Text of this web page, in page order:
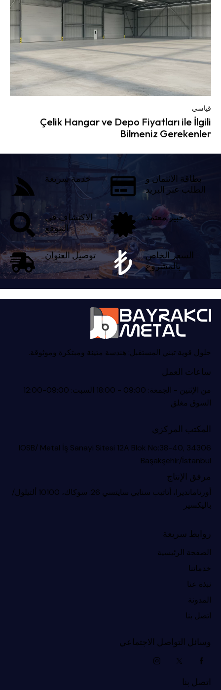
قياسي
Çelik Hangar ve Depo Fiyatları ile İlgili
Bilmeniz Gerekenler
بطاقة الائتمان و
الطلب عبر البريد
خدمة سريعة
خبير معتمد
الاكتشاف في
الموقع
السعر الخاص
بالمشروع
توصيل العنوان
حلول قوية تبني المستقبل: هندسة متينة ومبتكرة وموثوقة.
ساعات العمل
من الإثنين - الجمعة: 09:00 - 18:00 السبت: 09:00-12:00
السوق مغلق
المكتب المركزي
IOSB/ Metal İş Sanayi Sitesi 12A Blok No:38-40, 34306
Başakşehir/İstanbul
مرفق الإنتاج
أورتامانديرا، أتاتيب سنايي سايتسي 26. سوكاك، 10100 ألتيلول/
باليكسير
روابط سريعة
الصفحة الرئيسية
خدماتنا
نبذة عنا
المدونة
اتصل بنا
وسائل التواصل الاجتماعي
اتصل بنا